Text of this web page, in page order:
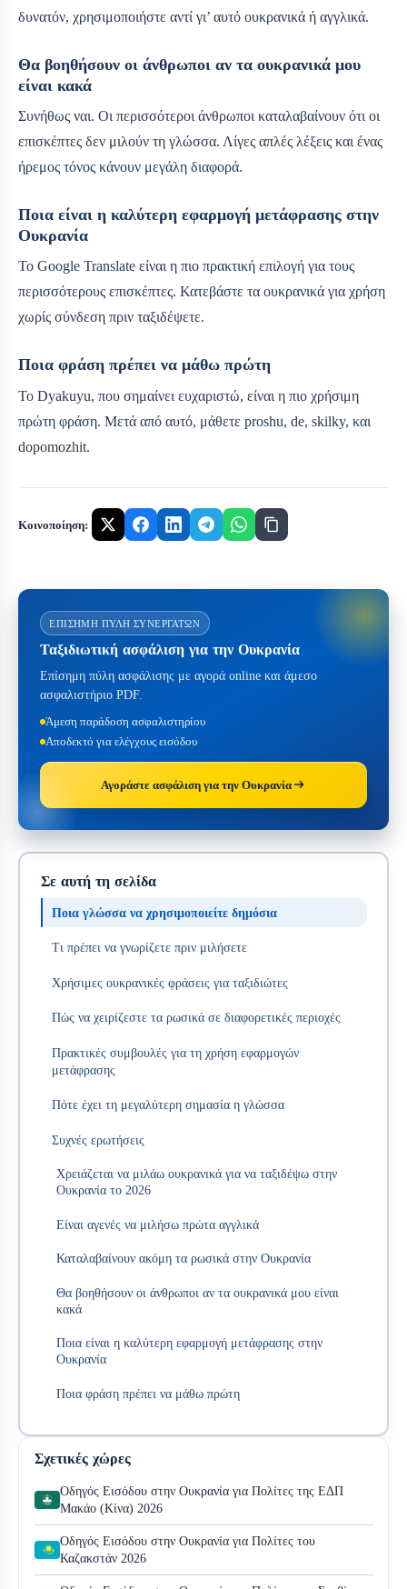
δυνατόν, χρησιμοποιήστε αντί γι’ αυτό ουκρανικά ή αγγλικά.
Θα βοηθήσουν οι άνθρωποι αν τα ουκρανικά μου
είναι κακά
Συνήθως ναι. Οι περισσότεροι άνθρωποι καταλαβαίνουν ότι οι
επισκέπτες δεν μιλούν τη γλώσσα. Λίγες απλές λέξεις και ένας
ήρεμος τόνος κάνουν μεγάλη διαφορά.
Ποια είναι η καλύτερη εφαρμογή μετάφρασης στην
Ουκρανία
Το Google Translate είναι η πιο πρακτική επιλογή για τους
περισσότερους επισκέπτες. Κατεβάστε τα ουκρανικά για χρήση
χωρίς σύνδεση πριν ταξιδέψετε.
Ποια φράση πρέπει να μάθω πρώτη
Το Dyakuyu, που σημαίνει ευχαριστώ, είναι η πιο χρήσιμη
πρώτη φράση. Μετά από αυτό, μάθετε proshu, de, skilky, και
dopomozhit.
Κοινοποίηση:
ΕΠΊΣΗΜΗ ΠΎΛΗ ΣΥΝΕΡΓΑΤΏΝ
Ταξιδιωτική ασφάλιση για την Ουκρανία
Επίσημη πύλη ασφάλισης με αγορά online και άμεσο
ασφαλιστήριο PDF.
Άμεση παράδοση ασφαλιστηρίου
Αποδεκτό για ελέγχους εισόδου
Αγοράστε ασφάλιση για την Ουκρανία
Σε αυτή τη σελίδα
Ποια γλώσσα να χρησιμοποιείτε δημόσια
Τι πρέπει να γνωρίζετε πριν μιλήσετε
Χρήσιμες ουκρανικές φράσεις για ταξιδιώτες
Πώς να χειρίζεστε τα ρωσικά σε διαφορετικές περιοχές
Πρακτικές συμβουλές για τη χρήση εφαρμογών
μετάφρασης
Πότε έχει τη μεγαλύτερη σημασία η γλώσσα
Συχνές ερωτήσεις
Χρειάζεται να μιλάω ουκρανικά για να ταξιδέψω στην
Ουκρανία το 2026
Είναι αγενές να μιλήσω πρώτα αγγλικά
Καταλαβαίνουν ακόμη τα ρωσικά στην Ουκρανία
Θα βοηθήσουν οι άνθρωποι αν τα ουκρανικά μου είναι
κακά
Ποια είναι η καλύτερη εφαρμογή μετάφρασης στην
Ουκρανία
Ποια φράση πρέπει να μάθω πρώτη
Σχετικές χώρες
Οδηγός Εισόδου στην Ουκρανία για Πολίτες της ΕΔΠ
Μακάο (Κίνα) 2026
Οδηγός Εισόδου στην Ουκρανία για Πολίτες του
Καζακστάν 2026